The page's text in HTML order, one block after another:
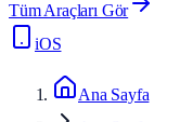
Tüm Araçları Gör
iOS
Ana Sayfa